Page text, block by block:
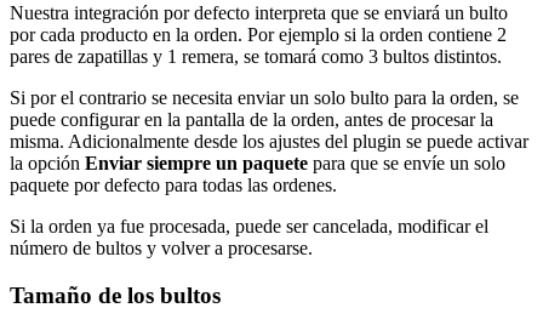
Nuestra integración por defecto interpreta que se enviará un bulto
por cada producto en la orden. Por ejemplo si la orden contiene 2
pares de zapatillas y 1 remera, se tomará como 3 bultos distintos.
Si por el contrario se necesita enviar un solo bulto para la orden, se
puede configurar en la pantalla de la orden, antes de procesar la
misma. Adicionalmente desde los ajustes del plugin se puede activar
la opción Enviar siempre un paquete para que se envíe un solo
paquete por defecto para todas las ordenes.
Si la orden ya fue procesada, puede ser cancelada, modificar el
número de bultos y volver a procesarse.
Tamaño de los bultos